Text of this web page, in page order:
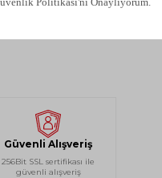
Güvenli Alışveriş
256Bit SSL sertifikası ile
güvenli alışveriş